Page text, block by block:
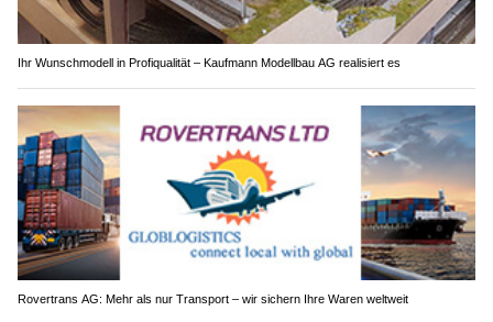
Ihr Wunschmodell in Profiqualität – Kaufmann Modellbau AG realisiert es
Rovertrans AG: Mehr als nur Transport – wir sichern Ihre Waren weltweit